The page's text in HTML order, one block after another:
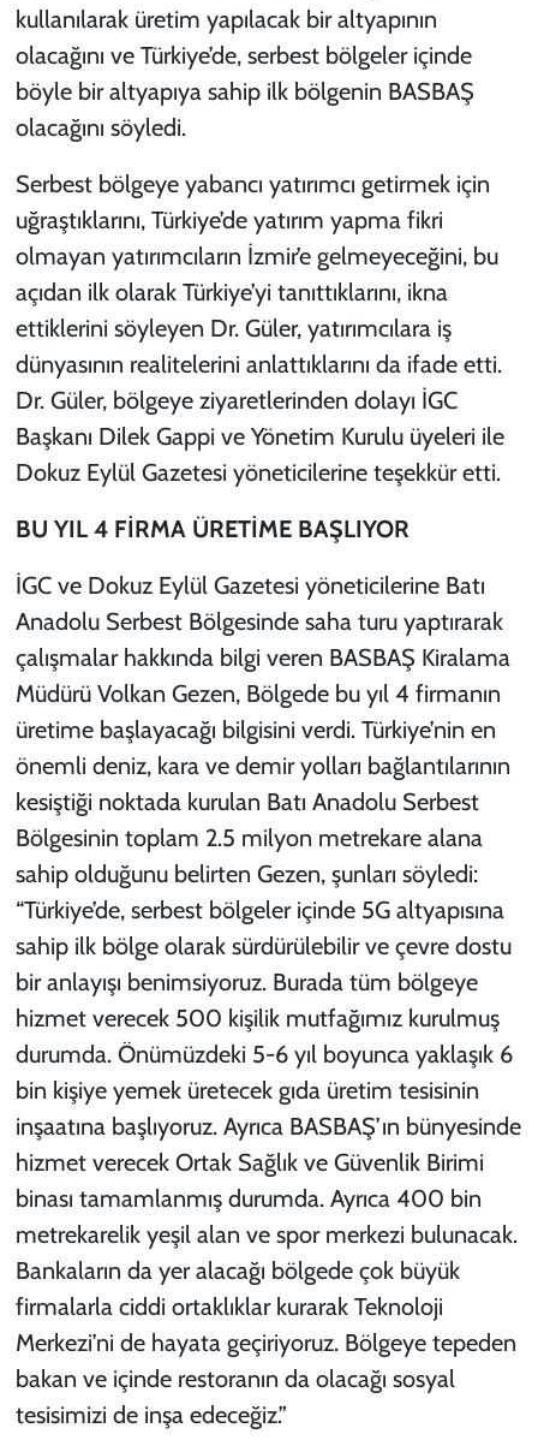
kullanılarak üretim yapılacak bir altyapının
olacağını ve Türkiye’de, serbest bölgeler içinde
böyle bir altyapıya sahip ilk bölgenin BASBAŞ
olacağını söyledi.
Serbest bölgeye yabancı yatırımcı getirmek için
uğraştıklarını, Türkiye’de yatırım yapma fikri
olmayan yatırımcıların İzmir’e gelmeyeceğini, bu
açıdan ilk olarak Türkiye’yi tanıttıklarını, ikna
ettiklerini söyleyen Dr. Güler, yatırımcılara iş
dünyasının realitelerini anlattıklarını da ifade etti.
Dr. Güler, bölgeye ziyaretlerinden dolayı İGC
Başkanı Dilek Gappi ve Yönetim Kurulu üyeleri ile
Dokuz Eylül Gazetesi yöneticilerine teşekkür etti.
BU YIL 4 FİRMA ÜRETİME BAŞLIYOR
İGC ve Dokuz Eylül Gazetesi yöneticilerine Batı
Anadolu Serbest Bölgesinde saha turu yaptırarak
çalışmalar hakkında bilgi veren BASBAŞ Kiralama
Müdürü Volkan Gezen, Bölgede bu yıl 4 firmanın
üretime başlayacağı bilgisini verdi. Türkiye’nin en
önemli deniz, kara ve demir yolları bağlantılarının
kesiştiği noktada kurulan Batı Anadolu Serbest
Bölgesinin toplam 2.5 milyon metrekare alana
sahip olduğunu belirten Gezen, şunları söyledi:
“Türkiye’de, serbest bölgeler içinde 5G altyapısına
sahip ilk bölge olarak sürdürülebilir ve çevre dostu
bir anlayışı benimsiyoruz. Burada tüm bölgeye
hizmet verecek 500 kişilik mutfağımız kurulmuş
durumda. Önümüzdeki 5-6 yıl boyunca yaklaşık 6
bin kişiye yemek üretecek gıda üretim tesisinin
inşaatına başlıyoruz. Ayrıca BASBAŞ’ın bünyesinde
hizmet verecek Ortak Sağlık ve Güvenlik Birimi
binası tamamlanmış durumda. Ayrıca 400 bin
metrekarelik yeşil alan ve spor merkezi bulunacak.
Bankaların da yer alacağı bölgede çok büyük
firmalarla ciddi ortaklıklar kurarak Teknoloji
Merkezi’ni de hayata geçiriyoruz. Bölgeye tepeden
bakan ve içinde restoranın da olacağı sosyal
tesisimizi de inşa edeceğiz.”